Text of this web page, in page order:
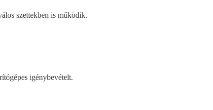
szettekben is működik.
igénybevételt.